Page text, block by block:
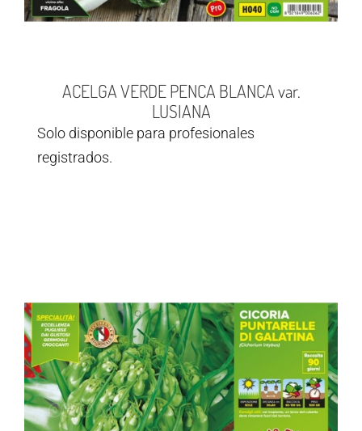
ACELGA VERDE PENCA BLANCA var.
LUSIANA
Solo disponible para profesionales
registrados.